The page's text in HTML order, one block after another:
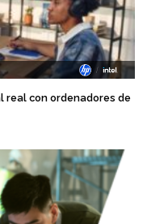
real con ordenadores de